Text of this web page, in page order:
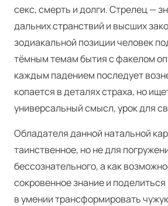
секс, смерть и долги. Стрелец —
дальних странствий и высших
зодиакальной позиции человек
тёмным темам бытия с факелом
каждым падением последует
копается в деталях страха, но
универсальный смысл, урок для
Обладателя данной натальной
таинственное, но не для
бессознательного, а как
сокровенное знание и
в умении трансформировать